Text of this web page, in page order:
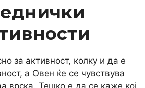
за активност, колку и да е
а Овен ќе се чувствува
врска. Тешко е да се каже кој